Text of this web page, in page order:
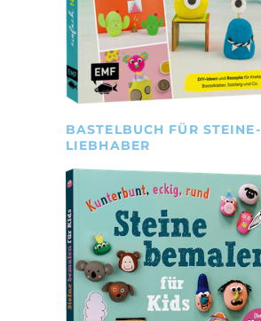
BASTELBUCH FÜR STEINE-
LIEBHABER